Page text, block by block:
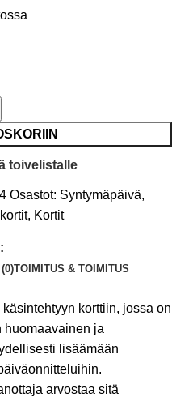
toivelistalle
Osastot: Syntymäpäivä,
, Kortit
TOIMITUS & TOIMITUS
korttiin, jossa on
huomaavainen ja
lisäämään
arvostaa sitä